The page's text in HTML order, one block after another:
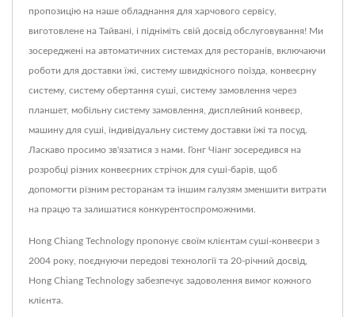
пропозицію на наше обладнання для харчового сервісу,
виготовлене на Тайвані, і підніміть свій досвід обслуговування! Ми
зосереджені на автоматичних системах для ресторанів, включаючи
роботи для доставки їжі, систему швидкісного поїзда, конвеєрну
систему, систему обертання суші, систему замовлення через
планшет, мобільну систему замовлення, дисплейний конвеєр,
машину для суші, індивідуальну систему доставки їжі та посуд.
Ласкаво просимо зв'язатися з нами. Гонг Чіанг зосередився на
розробці різних конвеєрних стрічок для суші-барів, щоб
допомогти різним ресторанам та іншим галузям зменшити витрати
на працю та залишатися конкурентоспроможними.
Hong Chiang Technology пропонує своїм клієнтам суші-конвеєри з
2004 року, поєднуючи передові технології та 20-річний досвід,
Hong Chiang Technology забезпечує задоволення вимог кожного
клієнта.